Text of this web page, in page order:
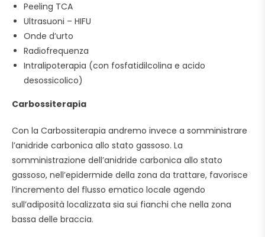
Peeling TCA
Ultrasuoni – HIFU
Onde d’urto
Radiofrequenza
Intralipoterapia (con fosfatidilcolina e acido
desossicolico)
Carbossiterapia
Con la Carbossiterapia andremo invece a somministrare
l’anidride carbonica allo stato gassoso. La
somministrazione dell’anidride carbonica allo stato
gassoso, nell’epidermide della zona da trattare, favorisce
l’incremento del flusso ematico locale agendo
sull’adiposità localizzata sia sui fianchi che nella zona
bassa delle braccia.